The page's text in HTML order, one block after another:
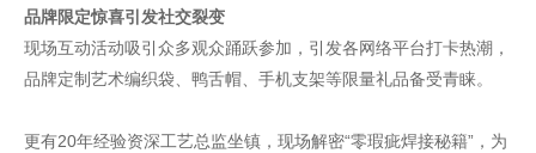
品牌限定惊喜引发社交裂变
现场互动活动吸引众多观众踊跃参加，引发各网络平台打卡热潮，
品牌定制艺术编织袋、鸭舌帽、手机支架等限量礼品备受青睐。
更有20年经验资深工艺总监坐镇，现场解密“零瑕疵焊接秘籍”，为